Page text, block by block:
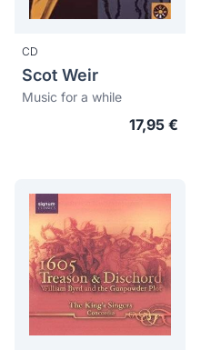
CD
Scot Weir
Music for a while
17,95 €